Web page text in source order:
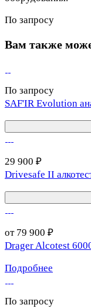
По запросу
Вам также
По запросу
SAF'IR Evolution
29 900 ₽
Drivesafe II
от 79 900 ₽
Drager Alcotest
Подробнее
По запросу